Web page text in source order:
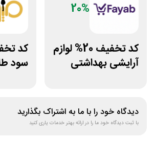
20%
کد تخفیف 20% لوازم
آرایشی بهداشتی
سود
دیدگاه خود را با ما به اشتراک بگذارید
با ثبت دیدگاه خود ما را در ارائه بهتر خدمات یاری کنید